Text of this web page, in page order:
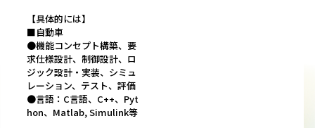
【具体的には】
■自動車
●機能コンセプト構築、要
求仕様設計、制御設計、ロ
ジック設計・実装、シミュ
レーション、テスト、評価
●言語：C言語、C++、Pyt
hon、Matlab, Simulink等